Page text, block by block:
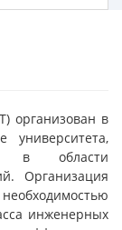
организован в
университета,
в области
Организация
инженерных